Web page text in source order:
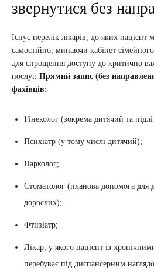
звернутися без
Існує перелік лікарів, до яких
самостійно, минаючи кабінет
для спрощення доступу до критично
послуг. Прямий запис (без
фахівців:
Гінеколог (зокрема дитячий та
Психіатр (у тому числі дитячий);
Нарколог;
Стоматолог (планова допомога для
дорослих);
Фтизіатр;
Лікар, у якого пацієнт із
перебуває під диспансерним